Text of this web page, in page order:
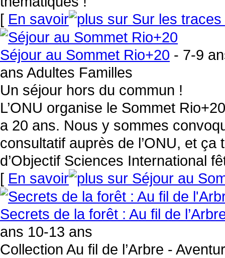
[ En savoir
Séjour au Sommet Rio+20 - 7-9
ans Adultes Familles
Un séjour hors du commun !
L’ONU organise le Sommet
a 20 ans. Nous y sommes
consultatif auprès de l’ONU, et ça
d’Objectif Sciences International
[ En savoir
Secrets de la forêt : Au fil de
ans 10-13 ans
Collection Au fil de l’Arbre -